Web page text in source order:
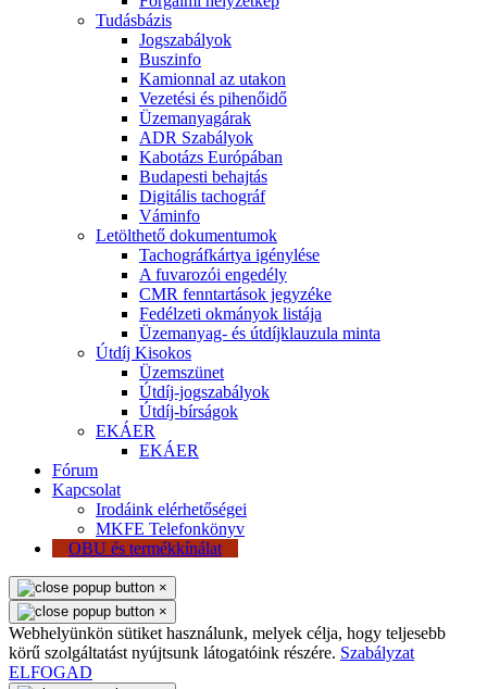
Tudásbázis
Jogszabályok
Buszinfo
Kamionnal az utakon
Vezetési és pihenőidő
Üzemanyagárak
ADR Szabályok
Kabotázs Európában
Budapesti behajtás
Digitális tachográf
Váminfo
Letölthető dokumentumok
Tachográfkártya igénylése
A fuvarozói engedély
CMR fenntartások jegyzéke
Fedélzeti okmányok listája
Üzemanyag- és útdíjklauzula minta
Útdíj Kisokos
Üzemszünet
Útdíj-jogszabályok
Útdíj-bírságok
EKÁER
EKÁER
Fórum
Kapcsolat
Irodáink elérhetőségei
MKFE Telefonkönyv
OBU és termékkínálat
×
×
Webhelyünkön sütiket használunk, melyek célja, hogy teljesebb
körű szolgáltatást nyújtsunk látogatóink részére. Szabályzat
ELFOGAD